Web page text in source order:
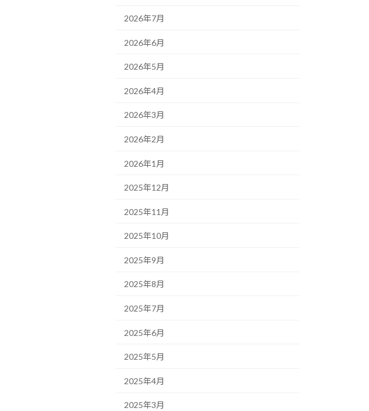
2026年7月
2026年6月
2026年5月
2026年4月
2026年3月
2026年2月
2026年1月
2025年12月
2025年11月
2025年10月
2025年9月
2025年8月
2025年7月
2025年6月
2025年5月
2025年4月
2025年3月